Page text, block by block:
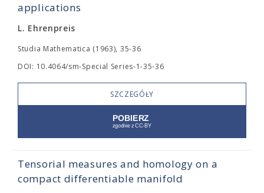
applications
L. Ehrenpreis
Studia Mathematica (1963), 35-36
DOI: 10.4064/sm-Special Series-1-35-36
SZCZEGÓŁY
Tensorial measures and homology on a
compact differentiable manifold